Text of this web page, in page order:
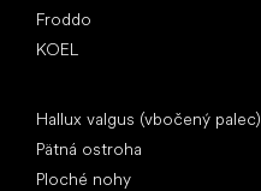
Froddo
KOEL
Hallux valgus (vbočený palec)
Pätná ostroha
Ploché nohy